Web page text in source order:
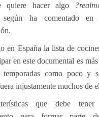
quiere hacer algo
según ha comentado
en España la lista de
en este documental es
como poco y
injustamente muchos de
que debe